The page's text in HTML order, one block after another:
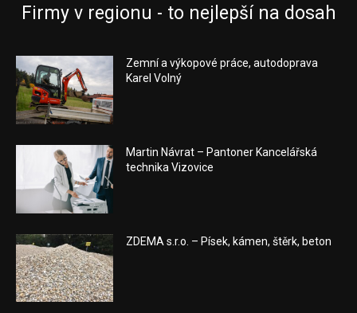
Firmy v regionu - to nejlepší na dosah
Zemní a výkopové práce, autodoprava
Karel Volný
Martin Návrat – Pantoner Kancelářská
technika Vizovice
ZDEMA s.r.o. – Písek, kámen, štěrk, beton